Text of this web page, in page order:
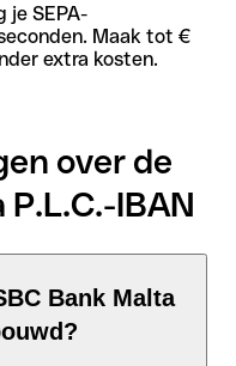
je SEPA-
Maak tot €
extra kosten.
over de
IBAN
Bank Malta